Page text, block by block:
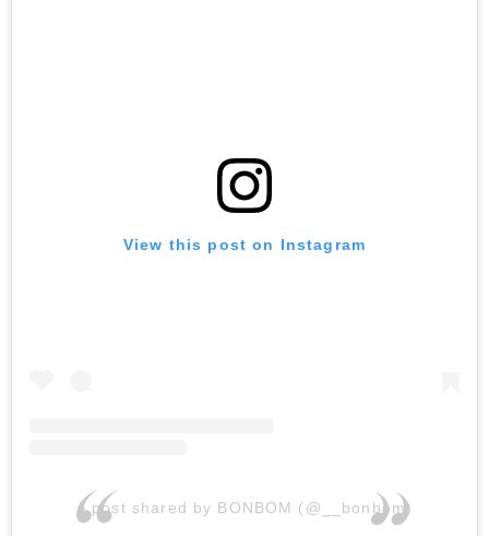
View this post on Instagram
A post shared by BONBOM (@__bonbom)